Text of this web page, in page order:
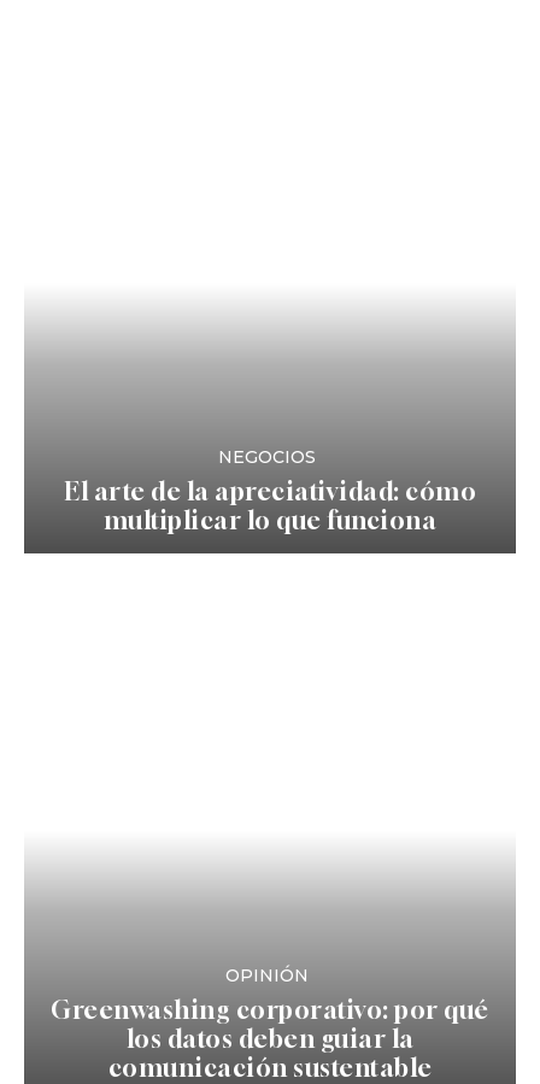
NEGOCIOS
El arte de la apreciatividad: cómo
multiplicar lo que funciona
OPINIÓN
Greenwashing corporativo: por qué
los datos deben guiar la
comunicación sustentable